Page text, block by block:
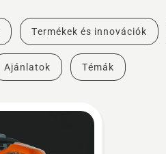
Termékek és innovációk
Ajánlatok Témák